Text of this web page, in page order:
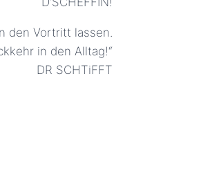
den Vortritt lassen.
in den Alltag!“
DR SCHTiFFT